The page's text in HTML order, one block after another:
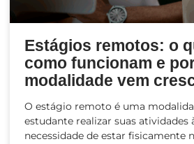
Estágios remotos: o
como funcionam e
modalidade vem
O estágio remoto é uma
estudante realizar suas atividades
necessidade de estar fisicamente